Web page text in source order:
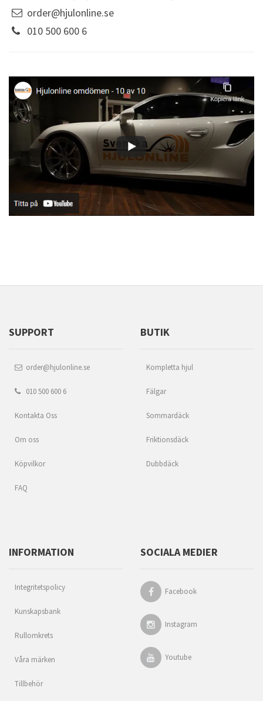
order@hjulonline.se
010 500 600 6
SUPPORT
order@hjulonline.se
010 500 600 6
Kontakta Oss
Om oss
Köpvilkor
FAQ
BUTIK
Kompletta hjul
Fälgar
Sommardäck
Friktionsdäck
Dubbdäck
INFORMATION
Integritetspolicy
Kunskapsbank
Rullomkrets
Våra märken
Tillbehör
SOCIALA MEDIER
Facebook
Instagram
Youtube